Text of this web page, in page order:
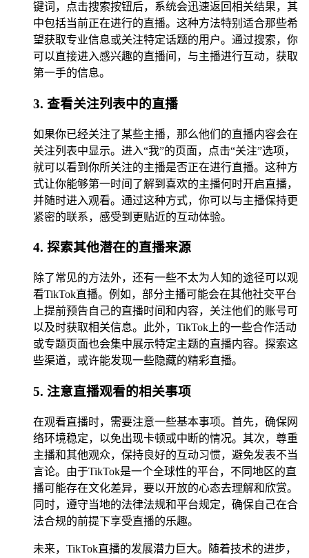
键词，点击搜索按钮后，系统会迅速返回相关结果，其
中包括当前正在进行的直播。这种方法特别适合那些希
望获取专业信息或关注特定话题的用户。通过搜索，你
可以直接进入感兴趣的直播间，与主播进行互动，获取
第一手的信息。
3. 查看关注列表中的直播
如果你已经关注了某些主播，那么他们的直播内容会在
关注列表中显示。进入“我”的页面，点击“关注”选项，
就可以看到你所关注的主播是否正在进行直播。这种方
式让你能够第一时间了解到喜欢的主播何时开启直播，
并随时进入观看。通过这种方式，你可以与主播保持更
紧密的联系，感受到更贴近的互动体验。
4. 探索其他潜在的直播来源
除了常见的方法外，还有一些不太为人知的途径可以观
看TikTok直播。例如，部分主播可能会在其他社交平台
上提前预告自己的直播时间和内容，关注他们的账号可
以及时获取相关信息。此外，TikTok上的一些合作活动
或专题页面也会集中展示特定主题的直播内容。探索这
些渠道，或许能发现一些隐藏的精彩直播。
5. 注意直播观看的相关事项
在观看直播时，需要注意一些基本事项。首先，确保网
络环境稳定，以免出现卡顿或中断的情况。其次，尊重
主播和其他观众，保持良好的互动习惯，避免发表不当
言论。由于TikTok是一个全球性的平台，不同地区的直
播可能存在文化差异，要以开放的心态去理解和欣赏。
同时，遵守当地的法律法规和平台规定，确保自己在合
法合规的前提下享受直播的乐趣。
未来，TikTok直播的发展潜力巨大。随着技术的进步，